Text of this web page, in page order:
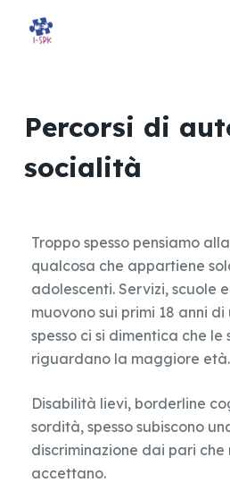
a
aPercorsi di
socialità
Troppo spesso pensiamo
qualcosa che appartiene
adolescenti. Servizi, scuole
muovono sui primi 18 anni
spesso ci si dimentica che
riguardano la maggiore età.
Disabilità lievi, borderline
sordità, spesso subiscono
discriminazione dai pari che
accettano.